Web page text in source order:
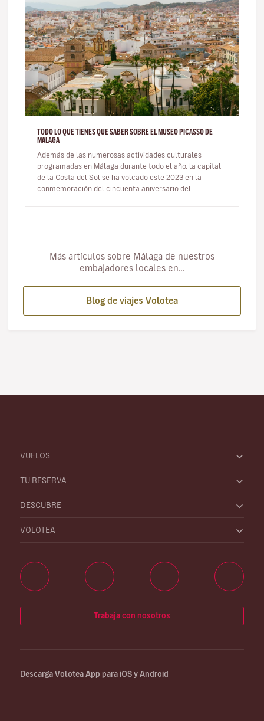
TODO LO QUE TIENES QUE SABER SOBRE EL MUSEO PICASSO DE
MALAGA
Además de las numerosas actividades culturales
programadas en Málaga durante todo el año, la capital
de la Costa del Sol se ha volcado este 2023 en la
conmemoración del cincuenta aniversario del
Más artículos sobre Málaga de nuestros
embajadores locales en…
Blog de viajes Volotea
VUELOS
TU RESERVA
DESCUBRE
VOLOTEA
Trabaja con nosotros
Descarga Volotea App para iOS y Android